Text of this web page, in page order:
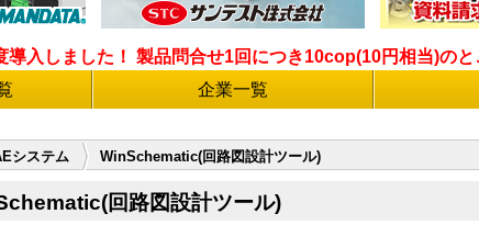
入しました！ 製品問合せ1回につき10cop(10円相当)の
企業一覧
システム WinSchematic(回路図設計ツール)
回路図設計ツール)